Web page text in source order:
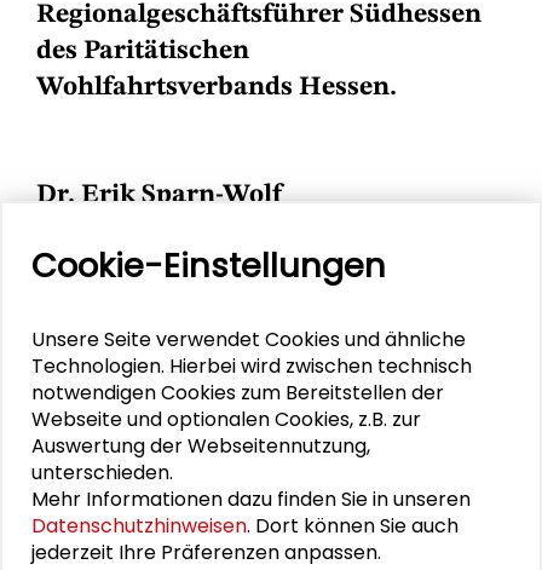
Regionalgeschäftsführer Südhessen
des Paritätischen
Wohlfahrtsverbands Hessen.
Dr. Erik Sparn-Wolf
Erik Sparn-Wolf ist Regionalgeschäftsführer
Südhessen des Paritätischen
ein Studium der Soziologie,
Politikwissenschaft sowie
Volkswirtschaftslehre an der Technischen
Universität Darmstadt. Er promovierte als
Stipendiat des Landes Sachsen-Anhalt an
der Martin-Luther-Universität Halle-
Wittenberg im Fachbereich
Wirtschaftssoziologie. Im Rahmen seiner
Cookie-Einstellungen
Unsere Seite verwendet Cookies und ähnliche
Technologien. Hierbei wird zwischen technisch
notwendigen Cookies zum Bereitstellen der
Webseite und optionalen Cookies, z.B. zur
Auswertung der Webseitennutzung,
unterschieden.
Mehr Informationen dazu finden Sie in unseren
Datenschutzhinweisen. Dort können Sie auch
jederzeit Ihre Präferenzen anpassen.